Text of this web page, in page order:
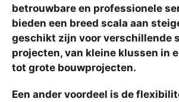
betrouwbare en professionele
bieden een breed scala aan
geschikt zijn voor verschillende
projecten, van kleine klussen in
tot grote bouwprojecten.
Een ander voordeel is de